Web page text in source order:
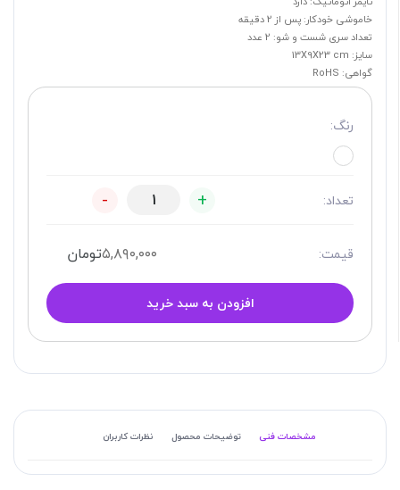
خاموشی خودکار: پس از 2 دقیقه
تعداد سری شست و شو: 2 عدد
سایز: 13X9X23 cm
گواهی: RoHS
رنگ:
تعداد: +
-
قیمت: ۵,۸۹۰,۰۰۰تومان
افزودن به سبد خرید
مشخصات فنی توضیحات محصول نظرات کاربران